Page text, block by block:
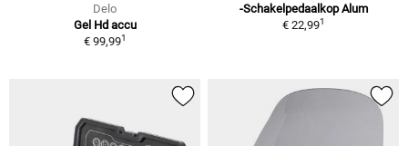
Delo
Gel Hd accu
€ 99,991
-Schakelpedaalkop Alum
€ 22,991